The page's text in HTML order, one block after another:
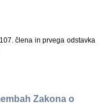
člena in prvega odstavka
Zakona o